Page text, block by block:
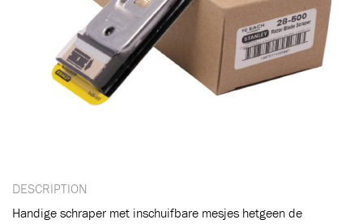
DESCRIPTION
Handige schraper met inschuifbare mesjes hetgeen de